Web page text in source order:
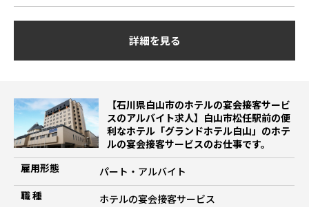
詳細を見る
【石川県白山市のホテルの宴会接客サービ
スのアルバイト求人】白山市松任駅前の便
利なホテル「グランドホテル白山」のホテ
ルの宴会接客サービスのお仕事です。
雇用形態
パート・アルバイト
職 種
ホテルの宴会接客サービス